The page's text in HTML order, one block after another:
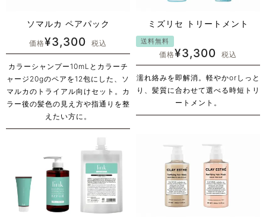
ソマルカ ペアパック
価格¥3,300 税込
カラーシャンプー10mLとカラーチ
ャージ20gのペアを12包にした、ソ
マルカのトライアル向けセット。カ
ラー後の髪色の見え方や指通りを整
えたい方に。
ミズリセ トリートメント
送料無料
価格¥3,300 税込
濡れ絡みを即解消。軽やかorしっと
り、髪質に合わせて選べる時短トリ
ートメント。